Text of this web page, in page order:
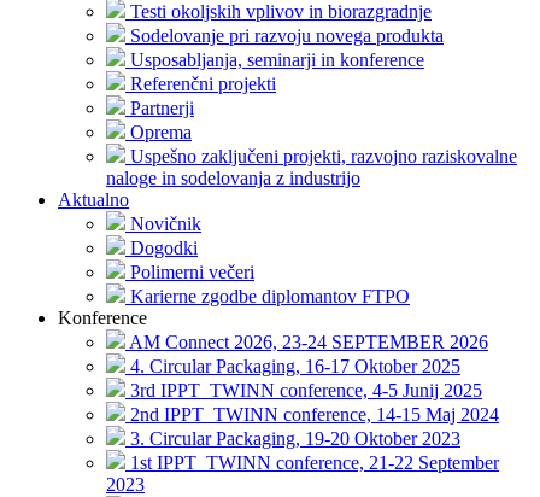
Testi okoljskih vplivov in biorazgradnje
Sodelovanje pri razvoju novega produkta
Usposabljanja, seminarji in konference
Referenčni projekti
Partnerji
Oprema
Uspešno zaključeni projekti, razvojno raziskovalne
naloge in sodelovanja z industrijo
Aktualno
Novičnik
Dogodki
Polimerni večeri
Karierne zgodbe diplomantov FTPO
Konference
AM Connect 2026, 23-24 SEPTEMBER 2026
4. Circular Packaging, 16-17 Oktober 2025
3rd IPPT_TWINN conference, 4-5 Junij 2025
2nd IPPT_TWINN conference, 14-15 Maj 2024
3. Circular Packaging, 19-20 Oktober 2023
1st IPPT_TWINN conference, 21-22 September
2023